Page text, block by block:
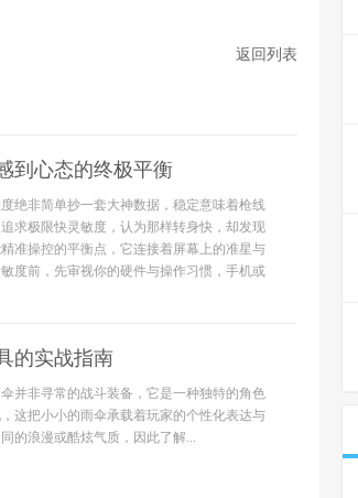
返回列表
到心态的终极平衡
绝非简单抄一套大神数据，稳定意味着枪线
求极限快灵敏度，认为那样转身快，却发现
准操控的平衡点，它连接着屏幕上的准星与
度前，先审视你的硬件与操作习惯，手机或
的实战指南
并非寻常的战斗装备，它是一种独特的角色
这把小小的雨伞承载着玩家的个性化表达与
的浪漫或酷炫气质，因此了解...